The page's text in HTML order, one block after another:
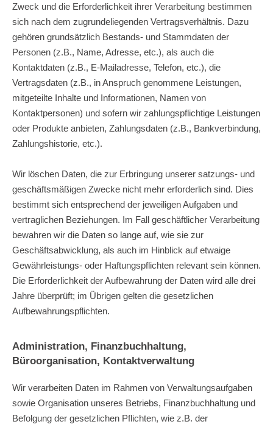
Zweck und die Erforderlichkeit ihrer Verarbeitung bestimmen
sich nach dem zugrundeliegenden Vertragsverhältnis. Dazu
gehören grundsätzlich Bestands- und Stammdaten der
Personen (z.B., Name, Adresse, etc.), als auch die
Kontaktdaten (z.B., E-Mailadresse, Telefon, etc.), die
Vertragsdaten (z.B., in Anspruch genommene Leistungen,
mitgeteilte Inhalte und Informationen, Namen von
Kontaktpersonen) und sofern wir zahlungspflichtige Leistungen
oder Produkte anbieten, Zahlungsdaten (z.B., Bankverbindung,
Zahlungshistorie, etc.).
Wir löschen Daten, die zur Erbringung unserer satzungs- und
geschäftsmäßigen Zwecke nicht mehr erforderlich sind. Dies
bestimmt sich entsprechend der jeweiligen Aufgaben und
vertraglichen Beziehungen. Im Fall geschäftlicher Verarbeitung
bewahren wir die Daten so lange auf, wie sie zur
Geschäftsabwicklung, als auch im Hinblick auf etwaige
Gewährleistungs- oder Haftungspflichten relevant sein können.
Die Erforderlichkeit der Aufbewahrung der Daten wird alle drei
Jahre überprüft; im Übrigen gelten die gesetzlichen
Aufbewahrungspflichten.
Administration, Finanzbuchhaltung,
Büroorganisation, Kontaktverwaltung
Wir verarbeiten Daten im Rahmen von Verwaltungsaufgaben
sowie Organisation unseres Betriebs, Finanzbuchhaltung und
Befolgung der gesetzlichen Pflichten, wie z.B. der